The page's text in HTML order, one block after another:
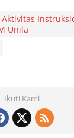
Unila
Ikuti Kami